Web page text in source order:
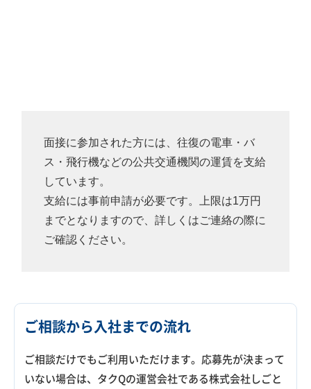
面接に参加された方には、往復の電車・バ
ス・飛行機などの公共交通機関の運賃を支給
しています。
支給には事前申請が必要です。上限は1万円
までとなりますので、詳しくはご連絡の際に
ご確認ください。
ご相談から入社までの流れ
ご相談だけでもご利用いただけます。応募先が決まって
いない場合は、タクQの運営会社である株式会社しごと